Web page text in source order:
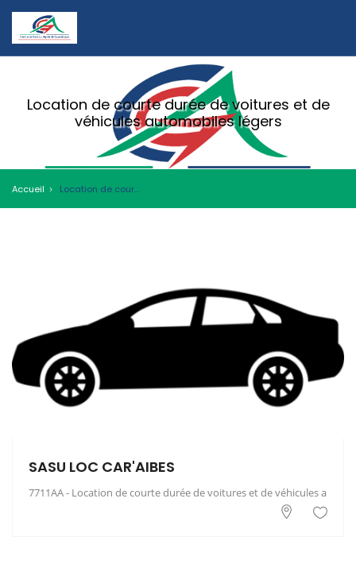
Location de courte durée de voitures et de
véhicules automobiles légers
Accueil Location de courte durée de voitures et de véhicules automobiles légers
SASU LOC CAR'AIBES
7711AA - Location de courte durée de voitures et de véhicules